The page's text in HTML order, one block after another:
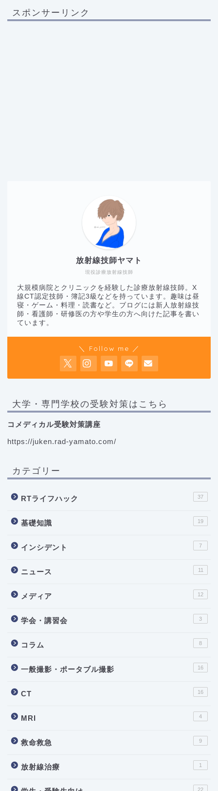
スポンサーリンク
現役診療放射線技師
放射線技師ヤマト
大規模病院とクリニックを経験した診療放射線技師。X
線CT認定技師・簿記3級などを持っています。趣味は昼
寝・ゲーム・料理・読書など。ブログには新人放射線技
師・看護師・研修医の方や学生の方へ向けた記事を書い
ています。
＼ Follow me ／
大学・専門学校の受験対策はこちら
コメディカル受験対策講座
https://juken.rad-yamato.com/
カテゴリー
RTライフハック 37
基礎知識 19
インシデント 7
ニュース 11
メディア 12
学会・講習会 3
コラム 8
一般撮影・ポータブル撮影 16
CT 16
MRI 4
救命救急 9
放射線治療 1
22